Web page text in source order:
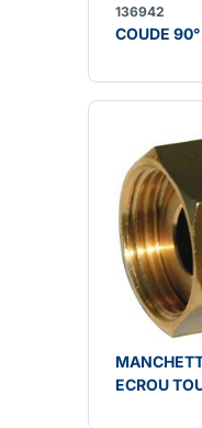
136942
COUDE
ECROU